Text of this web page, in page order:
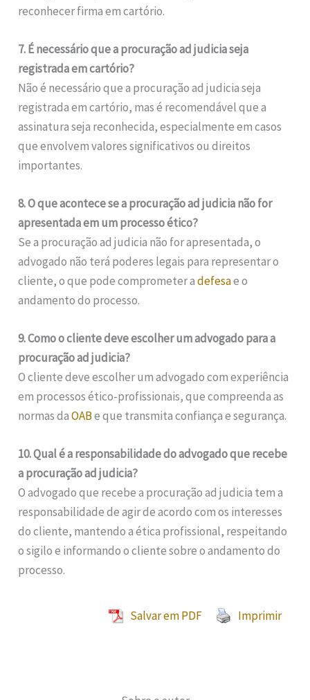
reconhecer firma em cartório.
7. É necessário que a procuração ad judicia seja
registrada em cartório?
Não é necessário que a procuração ad judicia seja
registrada em cartório, mas é recomendável que a
assinatura seja reconhecida, especialmente em casos
que envolvem valores significativos ou direitos
importantes.
8. O que acontece se a procuração ad judicia não for
apresentada em um processo ético?
Se a procuração ad judicia não for apresentada, o
advogado não terá poderes legais para representar o
cliente, o que pode comprometer adefesae o
andamento do processo.
9. Como o cliente deve escolher um advogado para a
procuração ad judicia?
O cliente deve escolher um advogado com experiência
em processos ético-profissionais, que compreenda as
normas daOABe que transmita confiança e segurança.
10. Qual é a responsabilidade do advogado que recebe
a procuração ad judicia?
O advogado que recebe a procuração ad judicia tem a
responsabilidade de agir de acordo com os interesses
do cliente, mantendo a ética profissional, respeitando
o sigilo e informando o cliente sobre o andamento do
processo.
Salvar em PDF Imprimir